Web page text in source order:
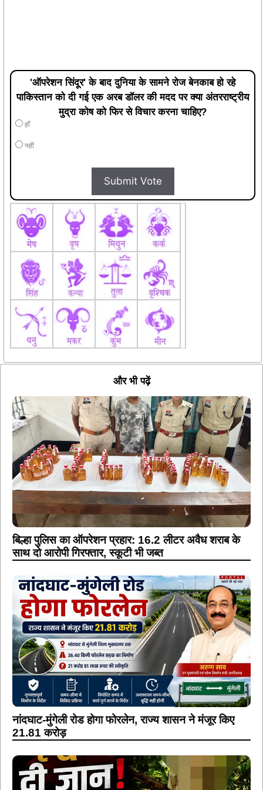
'ऑपरेशन सिंदूर' के बाद दुनिया के सामने रोज बेनकाब हो रहे
पाकिस्तान को दी गई एक अरब डॉलर की मदद पर क्या अंतरराष्ट्रीय
मुद्रा कोष को फिर से विचार करना चाहिए?
हाँ
नहीं
Submit Vote
और भी पढ़ें
बिल्हा पुलिस का ऑपरेशन प्रहार: 16.2 लीटर अवैध शराब के
साथ दो आरोपी गिरफ्तार, स्कूटी भी जब्त
नांदघाट-मुंगेली रोड होगा फोरलेन, राज्य शासन ने मंजूर किए
21.81 करोड़